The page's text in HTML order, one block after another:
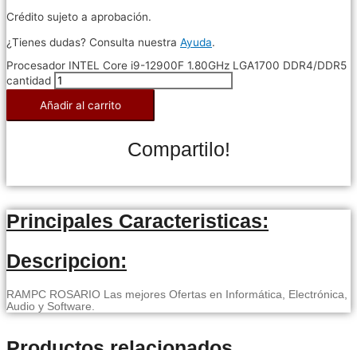
Crédito sujeto a aprobación.
¿Tienes dudas? Consulta nuestra Ayuda.
Procesador INTEL Core i9-12900F 1.80GHz LGA1700 DDR4/DDR5
cantidad
Añadir al carrito
Compartilo!
Principales Caracteristicas:
Descripcion:
RAMPC ROSARIO Las mejores Ofertas en Informática, Electrónica,
Audio y Software.